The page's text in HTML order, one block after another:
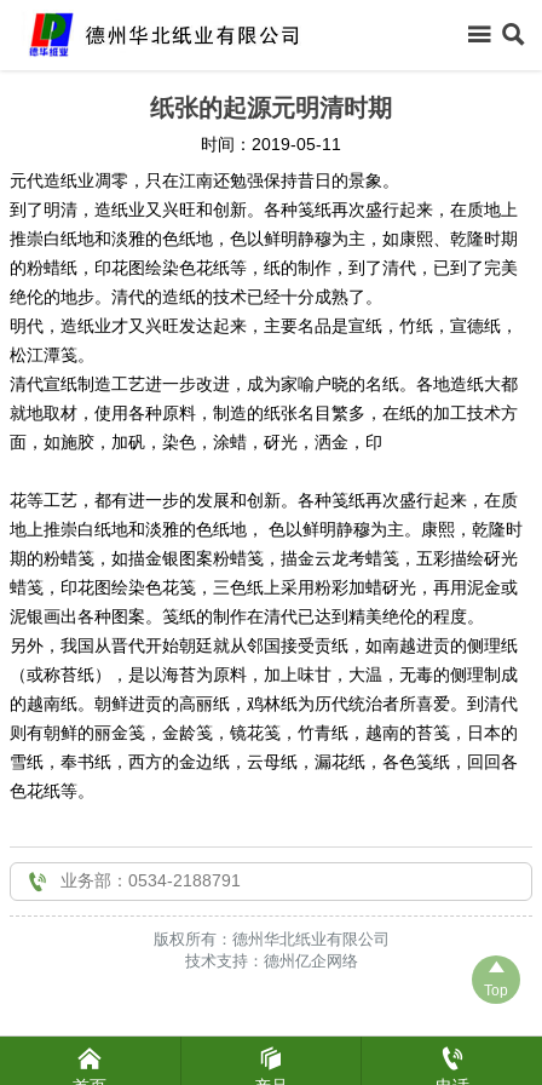
 
纸张的起源元明清时期
时间：2019-05-11
元代造纸业凋零，只在江南还勉强保持昔日的景象。
到了明清，造纸业又兴旺和创新。各种笺纸再次盛行起来，在质地上
推崇白纸地和淡雅的色纸地，色以鲜明静穆为主，如康熙、乾隆时期
的粉蜡纸，印花图绘染色花纸等，纸的制作，到了清代，已到了完美
绝伦的地步。清代的造纸的技术已经十分成熟了。
明代，造纸业才又兴旺发达起来，主要名品是宣纸，竹纸，宣德纸，
松江潭笺。
清代宣纸制造工艺进一步改进，成为家喻户晓的名纸。各地造纸大都
就地取材，使用各种原料，制造的纸张名目繁多，在纸的加工技术方
面，如施胶，加矾，染色，涂蜡，砑光，洒金，印
花等工艺，都有进一步的发展和创新。各种笺纸再次盛行起来，在质
地上推崇白纸地和淡雅的色纸地， 色以鲜明静穆为主。康熙，乾隆时
期的粉蜡笺，如描金银图案粉蜡笺，描金云龙考蜡笺，五彩描绘砑光
蜡笺，印花图绘染色花笺，三色纸上采用粉彩加蜡砑光，再用泥金或
泥银画出各种图案。笺纸的制作在清代已达到精美绝伦的程度。
另外，我国从晋代开始朝廷就从邻国接受贡纸，如南越进贡的侧理纸
（或称苔纸），是以海苔为原料，加上味甘，大温，无毒的侧理制成
的越南纸。朝鲜进贡的高丽纸，鸡林纸为历代统治者所喜爱。到清代
则有朝鲜的丽金笺，金龄笺，镜花笺，竹青纸，越南的苔笺，日本的
雪纸，奉书纸，西方的金边纸，云母纸，漏花纸，各色笺纸，回回各
色花纸等。
 业务部：0534-2188791
版权所有：德州华北纸业有限公司
技术支持：德州亿企网络
  
 新闻中心
 信息公开
产品中心
 领导关怀
 客户反馈
 联系我们

Top